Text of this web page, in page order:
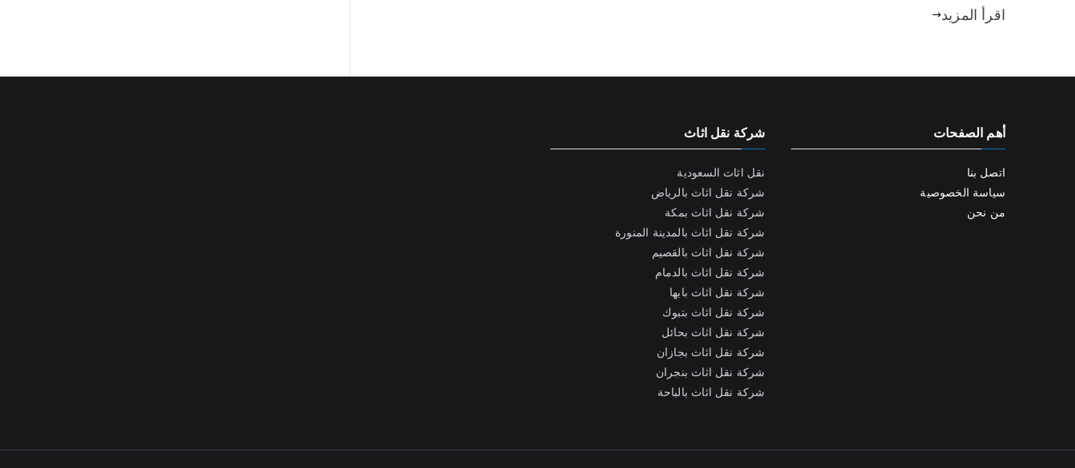
اقرأ المزيد
أهم الصفحات
اتصل بنا
سياسة الخصوصية
من نحن
شركة نقل اثاث
نقل اثاث السعودية
شركة نقل اثاث بالرياض
شركة نقل اثاث بمكة
شركة نقل اثاث بالمدينة المنورة
شركة نقل اثاث بالقصيم
شركة نقل اثاث بالدمام
شركة نقل اثاث بابها
شركة نقل اثاث بتبوك
شركة نقل اثاث بحائل
شركة نقل اثاث بجازان
شركة نقل اثاث بنجران
شركة نقل اثاث بالباحة